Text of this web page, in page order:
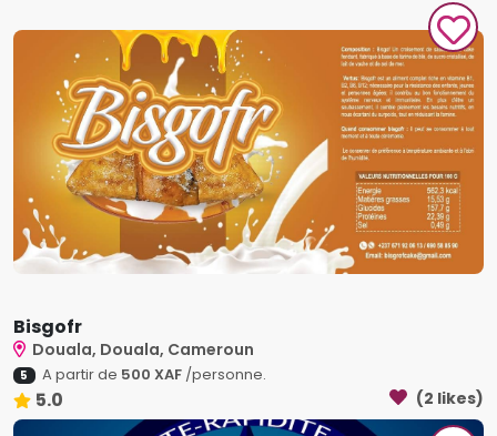
Bisgofr
Douala, Douala, Cameroun
5 A partir de 500 XAF/personne.
5.0 (2 likes)